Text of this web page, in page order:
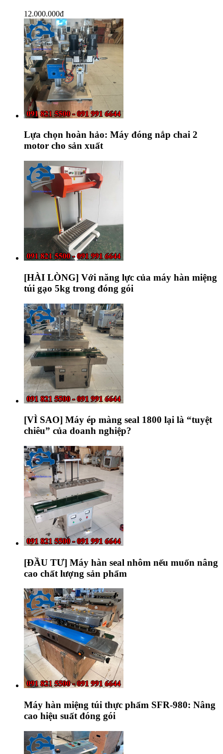
12.000.000đ
Lựa chọn hoàn hảo: Máy đóng nắp chai 2
motor cho sản xuất
[HÀI LÒNG] Với năng lực của máy hàn miệng
túi gạo 5kg trong đóng gói
[VÌ SAO] Máy ép màng seal 1800 lại là “tuyệt
chiêu” của doanh nghiệp?
[ĐẦU TƯ] Máy hàn seal nhôm nếu muốn nâng
cao chất lượng sản phẩm
Máy hàn miệng túi thực phẩm SFR-980: Nâng
cao hiệu suất đóng gói